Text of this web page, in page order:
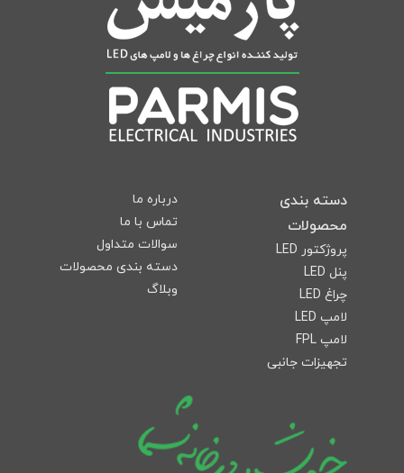
دسته بندی
محصولات
پروژکتور LED
پنل LED
چراغ LED
لامپ LED
لامپ FPL
تجهیزات جانبی
درباره ما
تماس با ما
سوالات متداول
دسته بندی محصولات
وبلاگ